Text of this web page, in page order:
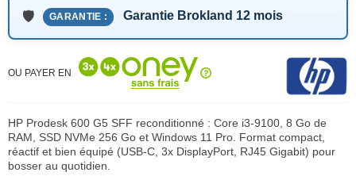
GARANTIE : Garantie Brokland 12 mois
OU PAYER EN
HP Prodesk 600 G5 SFF reconditionné : Core i3-9100, 8 Go de
RAM, SSD NVMe 256 Go et Windows 11 Pro. Format compact,
réactif et bien équipé (USB-C, 3x DisplayPort, RJ45 Gigabit) pour
bosser au quotidien.